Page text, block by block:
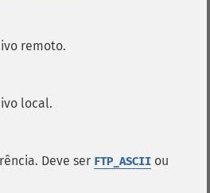
remoto.
local.
Deve ser FTP_ASCII ou